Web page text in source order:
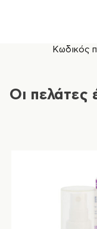
Κωδικός
Οι πελάτες